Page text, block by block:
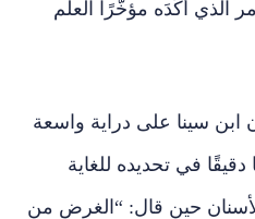
الذي أَكَّدَه مؤخَّرًا العلم
سينا على دراية واسعة
في تحديده للغاية
حين قال: “الغرض من